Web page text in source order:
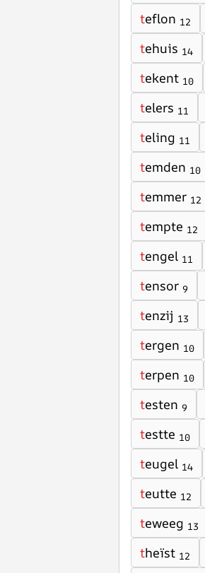
teflon 12
tehuis 14
tekent 10
telers 11
teling 11
temden 10
temmer 12
tempte 12
tengel 11
tensor 9
tenzij 13
tergen 10
terpen 10
testen 9
testte 10
teugel 14
teutte 12
teweeg 13
theïst 12